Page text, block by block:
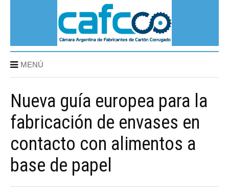
MENÚ
Nueva guía europea para la
fabricación de envases en
contacto con alimentos a
base de papel